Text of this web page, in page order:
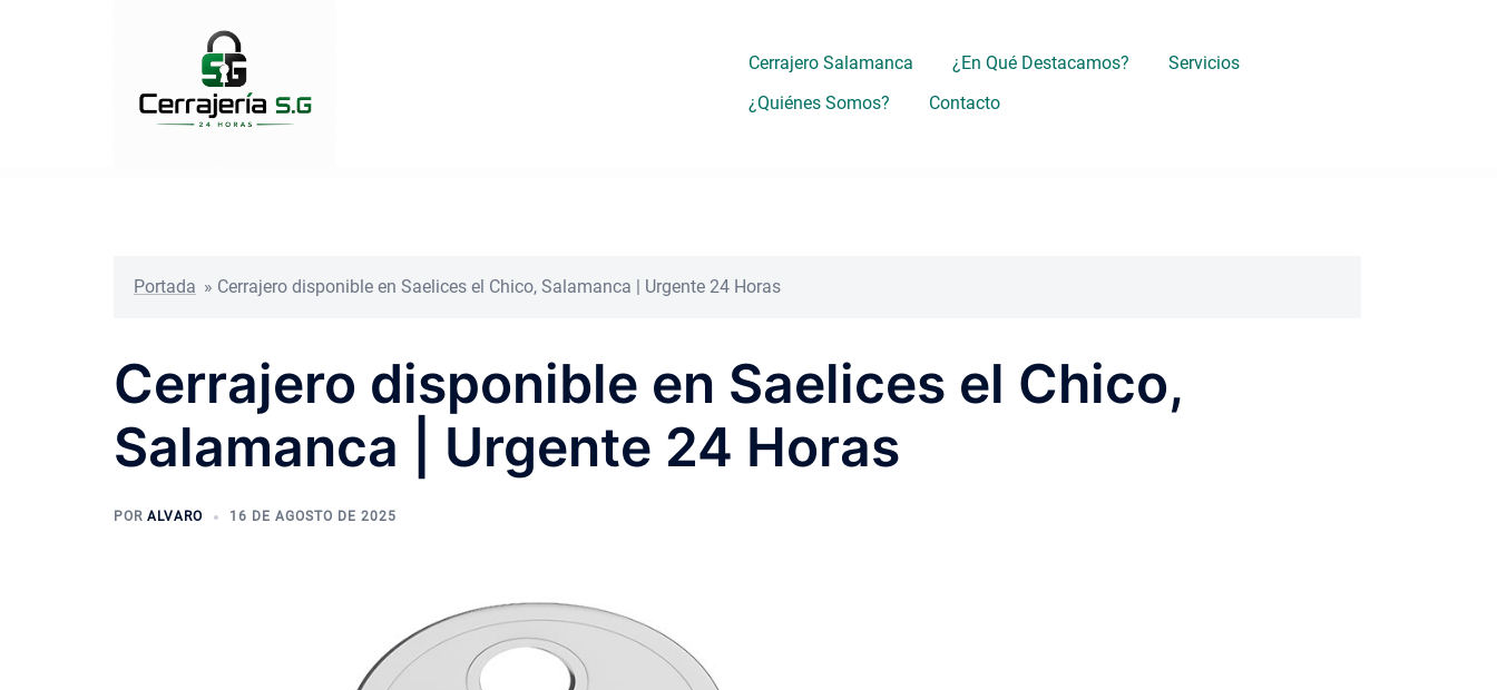
Cerrajero Salamanca ¿En Qué Destacamos?
Servicios
¿Quiénes Somos?
Contacto
Portada » Cerrajero disponible en Saelices el Chico, Salamanca | Urgente 24 Horas
Cerrajero disponible en Saelices el Chico,
Salamanca | Urgente 24 Horas
POR ALVARO 16 DE AGOSTO DE 2025